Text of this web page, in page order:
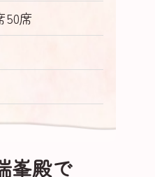
50席
峯殿で